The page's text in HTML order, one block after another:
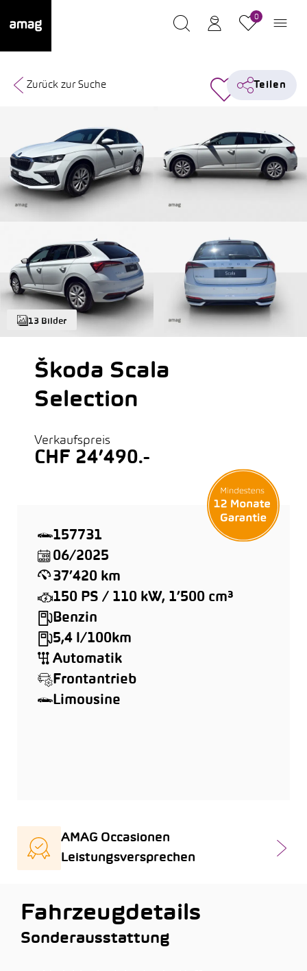
0
13 Bilder
Zurück zur Suche Teilen
Škoda Scala
Selection
Verkaufspreis
CHF 24’490.-
157731
06/2025
37’420 km
150 PS / 110 kW, 1’500 cm³
Benzin
5,4 l/100km
Automatik
Frontantrieb
Limousine
AMAG Occasionen
Leistungsversprechen
Fahrzeugdetails
Sonderausstattung